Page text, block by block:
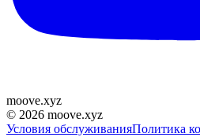
moove.xyz
© 2026 moove.xyz
Условия обслуживанияПолитика